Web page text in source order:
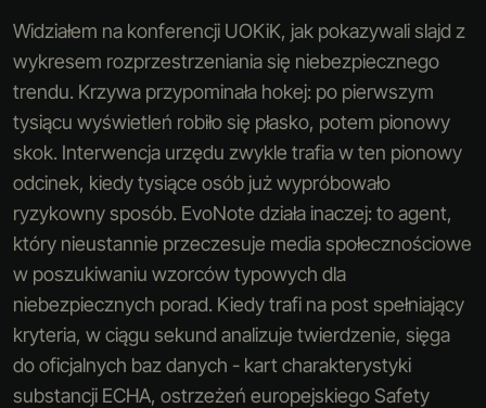
Widziałem na konferencji UOKiK, jak pokazywali slajd z
wykresem rozprzestrzeniania się niebezpiecznego
trendu. Krzywa przypominała hokej: po pierwszym
tysiącu wyświetleń robiło się płasko, potem pionowy
skok. Interwencja urzędu zwykle trafia w ten pionowy
odcinek, kiedy tysiące osób już wypróbowało
ryzykowny sposób. EvoNote działa inaczej: to agent,
który nieustannie przeczesuje media społecznościowe
w poszukiwaniu wzorców typowych dla
niebezpiecznych porad. Kiedy trafi na post spełniający
kryteria, w ciągu sekund analizuje twierdzenie, sięga
do oficjalnych baz danych - kart charakterystyki
substancji ECHA, ostrzeżeń europejskiego Safety